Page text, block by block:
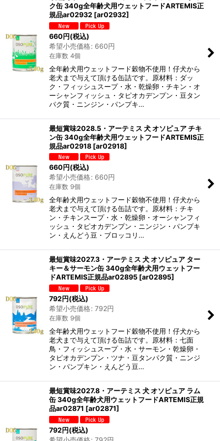
ク缶 340g全年齢犬用ウェットフードARTEMIS正
規品ar02932 [ar02932]
660円(税込)
希望小売価格: 660円
在庫数 4個
全年齢犬用ウェットフード穀物不使用！仔犬から
老犬まで与えて頂ける缶詰です。原材料：ダッ
ク・フィッシュスープ・水・乾燥卵・チキン・オ
ーシャンフィッシュ・タピオカデンプン・豆タン
パク質・ニンジン・パンプキ…
最短賞味2028.5・アーテミス 犬 オソピュア チキ
ン缶 340g全年齢犬用ウェットフードARTEMIS正
規品ar02918 [ar02918]
660円(税込)
希望小売価格: 660円
在庫数 9個
全年齢犬用ウェットフード穀物不使用！仔犬から
老犬まで与えて頂ける缶詰です。原材料：チキ
ン・チキンスープ・水・乾燥卵・オーシャンフィ
ッシュ・タピオカデンプン・ニンジン・パンプキ
ン・えんどう豆・ブロッコリ…
最短賞味2027.3・アーテミス 犬 オソピュア ター
キー＆サーモン缶 340g全年齢犬用ウェットフー
ドARTEMIS正規品ar02895 [ar02895]
792円(税込)
希望小売価格: 792円
在庫数 9個
全年齢犬用ウェットフード穀物不使用！仔犬から
老犬まで与えて頂ける缶詰です。原材料：七面
鳥・フィッシュスープ・水・サーモン・乾燥卵・
タピオカデンプン・ツナ・豆タンパク質・ニンジ
ン・パンプキン・えんどう豆…
最短賞味2027.8・アーテミス 犬 オソピュア ラム
缶 340g全年齢犬用ウェットフードARTEMIS正規
品ar02871 [ar02871]
792円(税込)